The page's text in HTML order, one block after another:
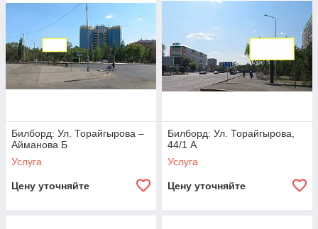
Билборд: Ул. Торайгырова –
Айманова Б
Услуга
Цену уточняйте
Билборд: Ул. Торайгырова,
44/1 А
Услуга
Цену уточняйте